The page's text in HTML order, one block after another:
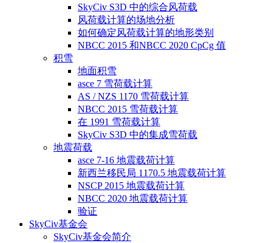
SkyCiv S3D 中的综合风荷载
风荷载计算的场地分析
如何确定风荷载计算的地形类别
NBCC 2015 和NBCC 2020 CpCg 值
积雪
地面积雪
asce 7 雪荷载计算
AS / NZS 1170 雪荷载计算
NBCC 2015 雪荷载计算
在 1991 雪荷载计算
SkyCiv S3D 中的集成雪荷载
地震荷载
asce 7-16 地震载荷计算
新西兰移民局 1170.5 地震载荷计算
NSCP 2015 地震载荷计算
NBCC 2020 地震载荷计算
验证
SkyCiv基金会
SkyCiv基金会简介